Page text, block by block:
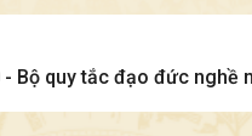
- Bộ quy tắc đạo đức nghề